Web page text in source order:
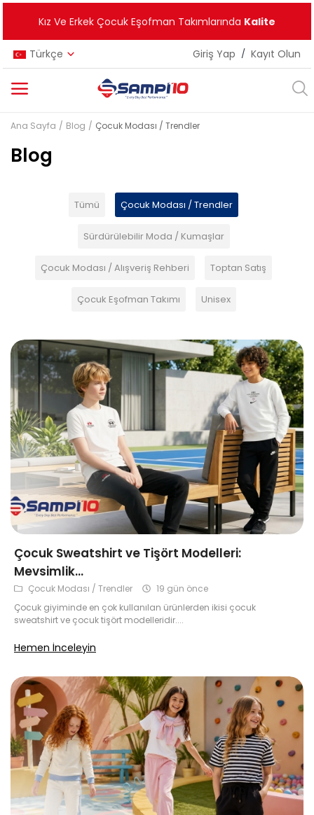
Kız Ve Erkek Çocuk Eşofman Takımlarında Kalite
Türkçe Giriş Yap / Kayıt Olun
Kategoriler
Ana Menü
Tüm Ürünler
Ana Sayfa Blog Çocuk Modası / Trendler
Blog
Tümü Çocuk Modası / Trendler
Sürdürülebilir Moda / Kumaşlar
Çocuk Modası / Alışveriş Rehberi Toptan Satış
Çocuk Eşofman Takımı Unisex
Çocuk Sweatshirt ve Tişört Modelleri:
Mevsimlik...
Çocuk Modası / Trendler
19 gün önce
Çocuk giyiminde en çok kullanılan ürünlerden ikisi çocuk
sweatshirt ve çocuk tişört modelleridir....
Hemen İnceleyin